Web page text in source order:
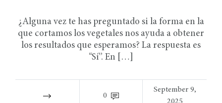
¿Alguna vez te has preguntado si la forma en la
que cortamos los vegetales nos ayuda a obtener
los resultados que esperamos? La respuesta es
“Sí”. En […]
0
September 9,